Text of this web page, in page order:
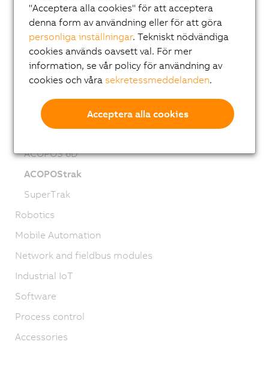
HMI
PLC systems
I/O systems
Vision system
Motion control
ACOPOS 6D
ACOPOStrak
SuperTrak
Robotics
Mobile Automation
Network and fieldbus modules
Industrial IoT
Software
Process control
Accessories
"Acceptera alla cookies" för att acceptera
denna form av användning eller för att göra
personliga inställningar. Tekniskt nödvändiga
cookies används oavsett val. För mer
information, se vår policy för användning av
cookies och våra sekretessmeddelanden.
Acceptera alla cookies